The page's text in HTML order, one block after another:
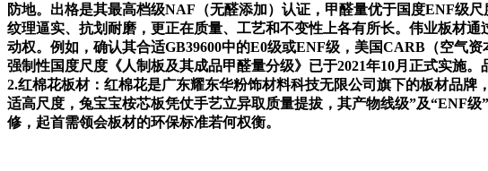
防地。出格是其最高档级NAF（无醛添加）认证，甲醛量优于国度ENF级
纹理逼实、抗划耐磨，更正在质量、工艺和不变性上各有所长。伟业板材
动权。例如，确认其合适GB39600中的E0级或ENF级，美国CARB（空气
强制性国度尺度《人制板及其成品甲醛量分级》已于2021年10月正式实施
2.红棉花板材：红棉花是广东耀东华粉饰材料科技无限公司旗下的板材品
适高尺度，兔宝宝桉芯板凭仗手艺立异取质量提拔，其产物线级”及“ENF
修，起首需领会板材的环保标准若何权衡。